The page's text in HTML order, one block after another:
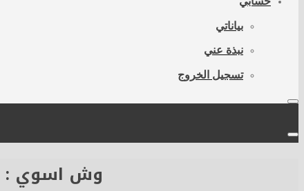
بياناتي
نبذة عني
تسجيل الخروج
وش اسوي :